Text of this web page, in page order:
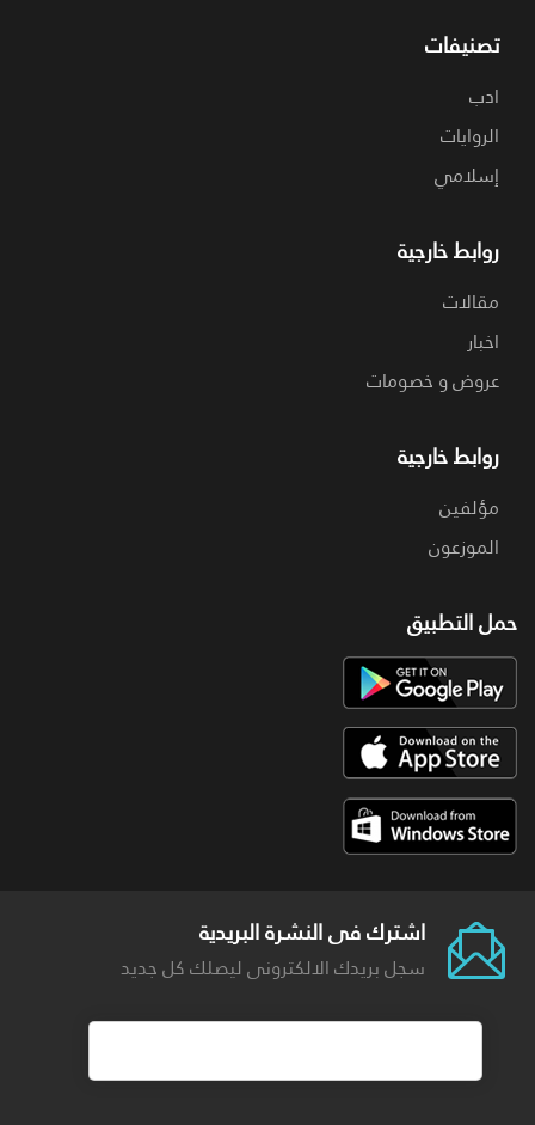
تصنيفات
ادب
الروايات
إسلامي
روابط خارجية
مقالات
اخبار
عروض و خصومات
روابط خارجية
مؤلفين
الموزعون
حمل التطبيق
اشترك فى النشرة البريدية
سجل بريدك الالكترونى ليصلك كل جديد